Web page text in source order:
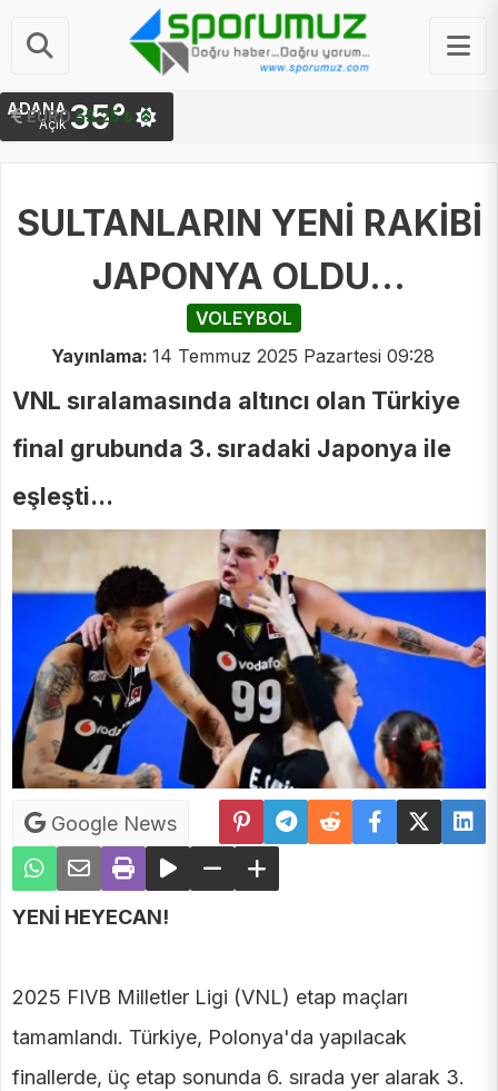
EURO
STERLIN 64.48 ₺
ADANA
Açık35°
SULTANLARIN YENİ RAKİBİ
JAPONYA OLDU...
VOLEYBOL
Yayınlama: 14 Temmuz 2025 Pazartesi 09:28
VNL sıralamasında altıncı olan Türkiye
final grubunda 3. sıradaki Japonya ile
eşleşti...
Google News
YENİ HEYECAN!
2025 FIVB Milletler Ligi (VNL) etap maçları
tamamlandı. Türkiye, Polonya'da yapılacak
finallerde, üç etap sonunda 6. sırada yer alarak 3.